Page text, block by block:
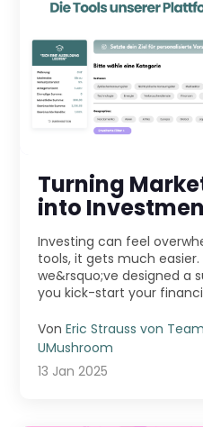
Turning
into
Exploring the
Platform
Investing can feel
tools, it gets much easier.
we&rsquo;ve designed a
you kick-start your
VonEric Strauss von Team
UMushroom
13 Jan 2025